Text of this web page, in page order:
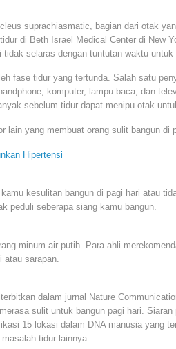
suprachiasmatic, bagian dari otak
di Beth Israel Medical Center di New
selaras dengan tuntutan waktu untuk
fase tidur yang tertunda. Salah satu
komputer, lampu baca, dan
sebelum tidur dapat menipu otak
lain yang membuat orang sulit bangun di
Hipertensi
kesulitan bangun di pagi hari atau
peduli seberapa siang kamu bangun.
minum air putih. Para ahli
sarapan.
dalam jurnal Nature
sulit untuk bangun pagi hari.
15 lokasi dalam DNA manusia yang
tidur lainnya.